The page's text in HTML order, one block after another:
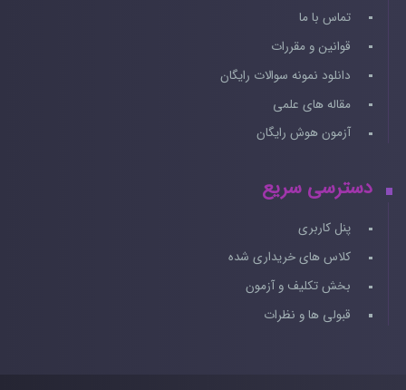
تماس با ما
قوانین و مقررات
دانلود نمونه سوالات رایگان
مقاله های علمی
آزمون هوش رایگان
دسترسی سریع
پنل کاربری
کلاس های خریداری شده
بخش تکلیف و آزمون
قبولی ها و نظرات